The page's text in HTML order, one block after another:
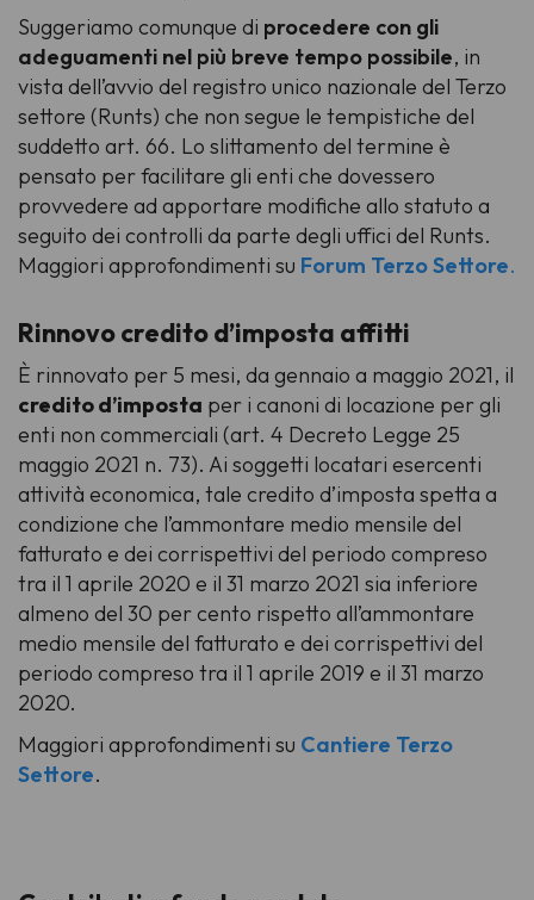
Suggeriamo comunque di procedere con gli
adeguamenti nel più breve tempo possibile, in
vista dell’avvio del registro unico nazionale del Terzo
settore (Runts) che non segue le tempistiche del
suddetto art. 66. Lo slittamento del termine è
pensato per facilitare gli enti che dovessero
provvedere ad apportare modifiche allo statuto a
seguito dei controlli da parte degli uffici del Runts.
Maggiori approfondimenti su Forum Terzo Settore.
Rinnovo credito d’imposta affitti
È rinnovato per 5 mesi, da gennaio a maggio 2021, il
credito d’imposta per i canoni di locazione per gli
enti non commerciali (art. 4 Decreto Legge 25
maggio 2021 n. 73). Ai soggetti locatari esercenti
attività economica, tale credito d’imposta spetta a
condizione che l’ammontare medio mensile del
fatturato e dei corrispettivi del periodo compreso
tra il 1 aprile 2020 e il 31 marzo 2021 sia inferiore
almeno del 30 per cento rispetto all’ammontare
medio mensile del fatturato e dei corrispettivi del
periodo compreso tra il 1 aprile 2019 e il 31 marzo
2020.
Maggiori approfondimenti su Cantiere Terzo
Settore.